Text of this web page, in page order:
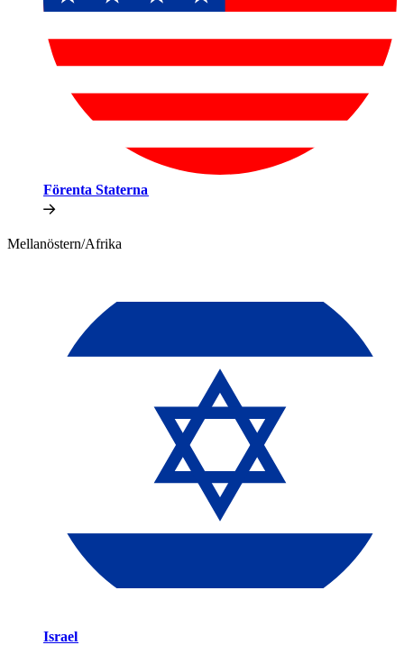
Förenta Staterna​​
Mellanöstern/Afrika​​
Israel​​